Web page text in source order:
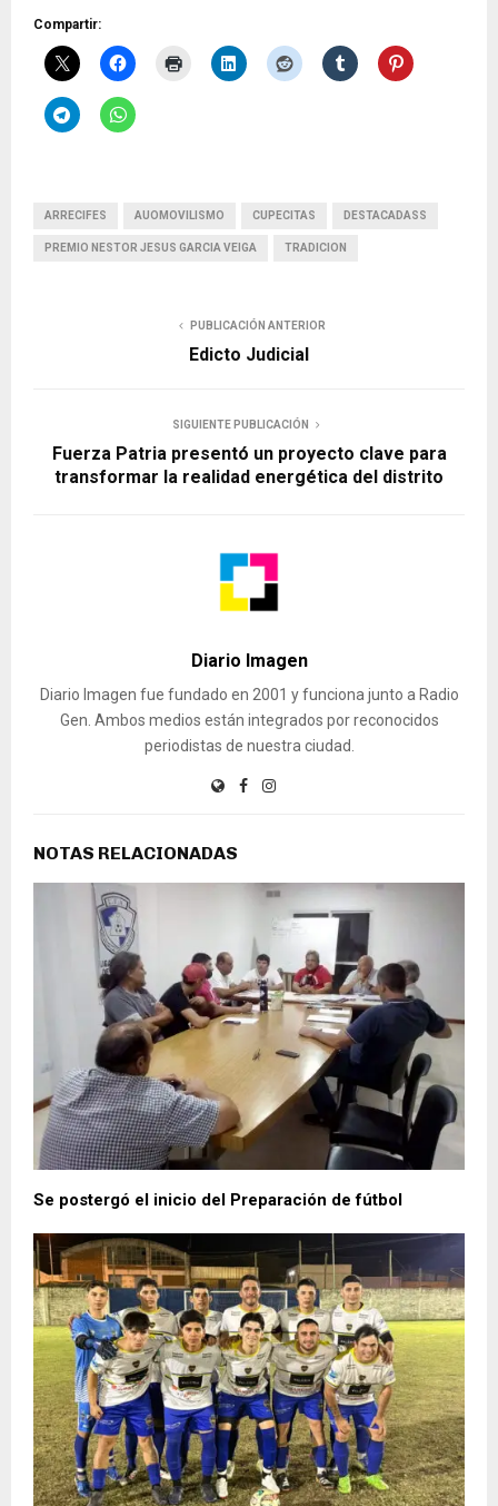
Compartir:
ARRECIFES AUOMOVILISMO CUPECITAS DESTACADASS
PREMIO NESTOR JESUS GARCIA VEIGA TRADICION
PUBLICACIÓN ANTERIOR
Edicto Judicial
SIGUIENTE PUBLICACIÓN
Fuerza Patria presentó un proyecto clave para
transformar la realidad energética del distrito
Diario Imagen
Diario Imagen fue fundado en 2001 y funciona junto a Radio
Gen. Ambos medios están integrados por reconocidos
periodistas de nuestra ciudad.
NOTAS RELACIONADAS
Se postergó el inicio del Preparación de fútbol